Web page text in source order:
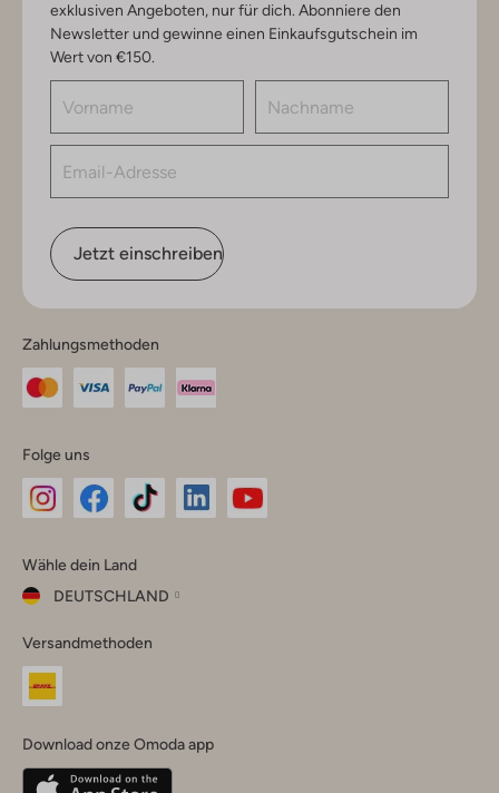
exklusiven Angeboten, nur für dich. Abonniere den
Newsletter und gewinne einen Einkaufsgutschein im
Wert von €150.
Jetzt einschreiben
Zahlungsmethoden
Folge uns
Instagram
Facebook
TikTok
Wähle dein Land
DEUTSCHLAND
dein
Land
Belgique(Français)
Versandmethoden
Download onze Omoda app